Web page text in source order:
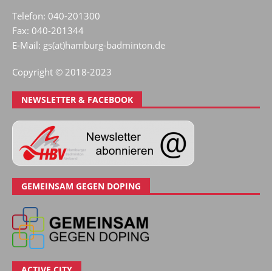
Telefon: 040-201300
Fax: 040-201344
E-Mail: gs(at)hamburg-badminton.de
Copyright © 2018-2023
NEWSLETTER & FACEBOOK
GEMEINSAM GEGEN DOPING